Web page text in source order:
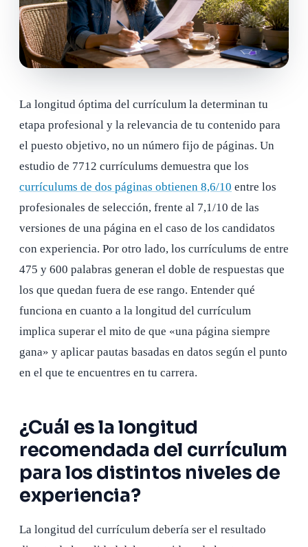
La longitud óptima del currículum la determinan tu
etapa profesional y la relevancia de tu contenido para
el puesto objetivo, no un número fijo de páginas. Un
estudio de 7712 currículums demuestra que los
currículums de dos páginas obtienen 8,6/10 entre los
profesionales de selección, frente al 7,1/10 de las
versiones de una página en el caso de los candidatos
con experiencia. Por otro lado, los currículums de entre
475 y 600 palabras generan el doble de respuestas que
los que quedan fuera de ese rango. Entender qué
funciona en cuanto a la longitud del currículum
implica superar el mito de que «una página siempre
gana» y aplicar pautas basadas en datos según el punto
en el que te encuentres en tu carrera.
¿Cuál es la longitud
recomendada del currículum
para los distintos niveles de
experiencia?
La longitud del currículum debería ser el resultado